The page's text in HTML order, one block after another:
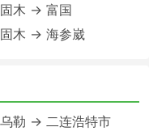
木 → 富国
木 → 海参崴
勒 → 二连浩特市